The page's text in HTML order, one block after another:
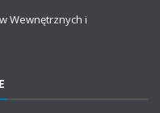
Wewnętrznych i